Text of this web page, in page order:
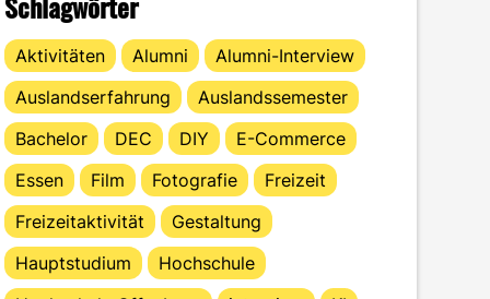
Aktivitäten Alumni
Alumni-Interview
Auslandserfahrung
Auslandssemester
Bachelor
DEC DIY
E-Commerce
Essen
Film Fotografie
Freizeit
Freizeitaktivität
Gestaltung
Hauptstudium
Hochschule